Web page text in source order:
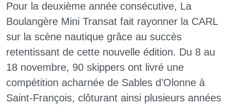
Pour la deuxième année consécutive, La
Boulangère Mini Transat fait rayonner la CARL
sur la scène nautique grâce au succès
retentissant de cette nouvelle édition. Du 8 au
18 novembre, 90 skippers ont livré une
compétition acharnée de Sables d’Olonne à
Saint-François, clôturant ainsi plusieurs années